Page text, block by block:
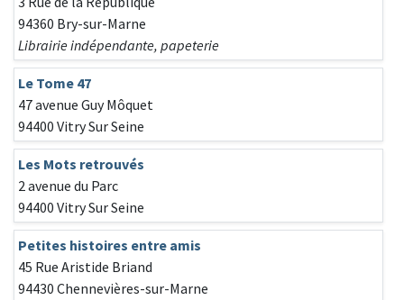
94360 Bry-sur-Marne
Librairie indépendante, papeterie
Le Tome 47
47 avenue Guy Môquet
94400 Vitry Sur Seine
Les Mots retrouvés
2 avenue du Parc
94400 Vitry Sur Seine
Petites histoires entre amis
45 Rue Aristide Briand
94430 Chennevières-sur-Marne